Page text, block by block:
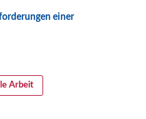
einer
Arbeit